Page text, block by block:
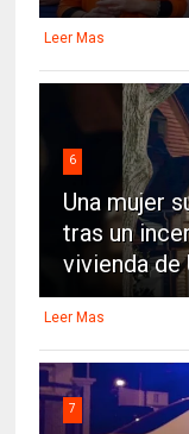
Leer Mas
6
Una mujer
tras un
vivienda de
Leer Mas
7